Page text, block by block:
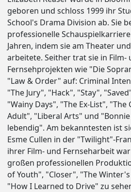
geboren und schloss 1999 ihr
School's Drama Division ab. Sie
professionelle
Jahren, indem sie am Theater
arbeitete. Seither trat sie in Film-
Fernsehprojekten wie "Die
"Law & Order" auf: Criminal
"The Jury", "Hack", "Stay",
"Wainy Days", "The Ex-List",
Adult", "Liberal Arts" und
lebendig". Am bekanntesten ist
Esme Cullen in der "Twilight"-
ihrer Film- und Fernseharbeit
großen professionellen
of Youth", "Closer", "The
"How I Learned to Drive" zu